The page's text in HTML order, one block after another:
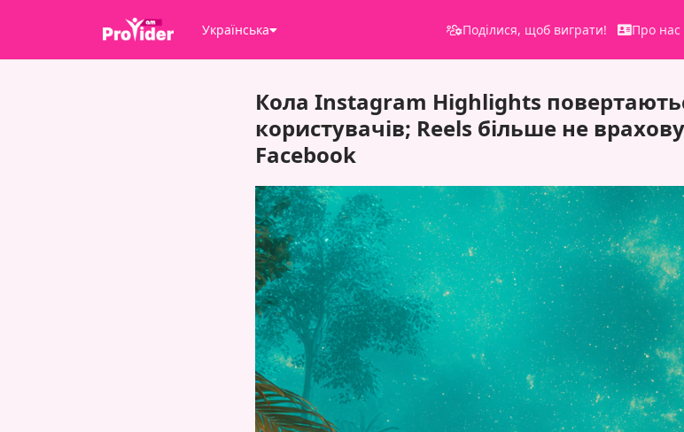
Українська Поділися, щоб виграти! Про нас
Кола Instagram Highlights
користувачів; Reels більше не
Facebook